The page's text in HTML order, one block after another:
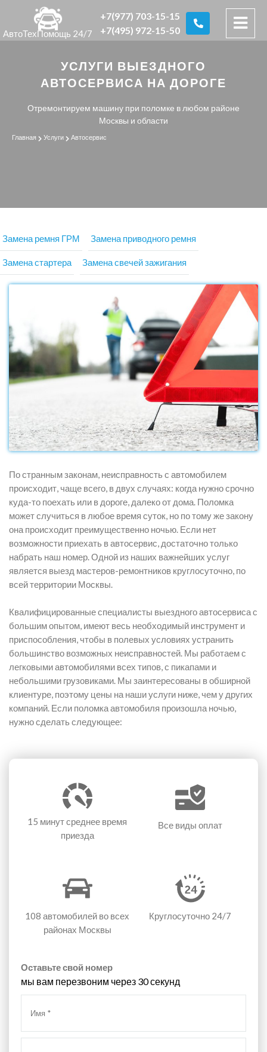
АвтоТехПомощь 24/7
+7(977) 703-15-15
+7(495) 972-15-50
УСЛУГИ ВЫЕЗДНОГО
АВТОСЕРВИСА НА ДОРОГЕ
Отремонтируем машину при поломке в любом районе
Москвы и области
Главная Услуги Автосервис
Замена ремня ГРМ Замена приводного ремня
Замена стартера Замена свечей зажигания
По странным законам, неисправность с автомобилем
происходит, чаще всего, в двух случаях: когда нужно срочно
куда-то поехать или в дороге, далеко от дома. Поломка
может случиться в любое время суток, но по тому же закону
она происходит преимущественно ночью. Если нет
возможности приехать в автосервис, достаточно только
набрать наш номер. Одной из наших важнейших услуг
является выезд мастеров-ремонтников круглосуточно, по
всей территории Москвы.
Квалифицированные специалисты выездного автосервиса с
большим опытом, имеют весь необходимый инструмент и
приспособления, чтобы в полевых условиях устранить
большинство возможных неисправностей. Мы работаем с
легковыми автомобилями всех типов, с пикапами и
небольшими грузовиками. Мы заинтересованы в обширной
клиентуре, поэтому цены на наши услуги ниже, чем у других
компаний. Если поломка автомобиля произошла ночью,
нужно сделать следующее:
15 минутсреднее время
приезда
Все виды оплат
108 автомобилей во всех
районах Москвы
Круглосуточно 24/7
Оставьте свой номер
мы вам перезвоним через 30 секунд